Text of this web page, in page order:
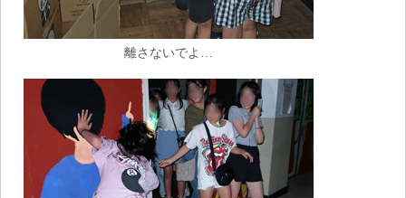
離さないでよ…